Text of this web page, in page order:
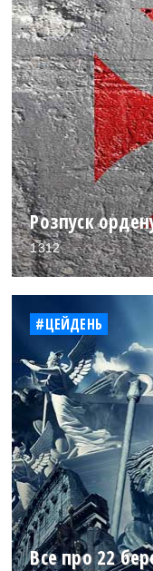
Розпуск
1312
#ЦЕЙДЕНЬ
Все про 22